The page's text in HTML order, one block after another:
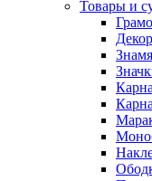
Товары и